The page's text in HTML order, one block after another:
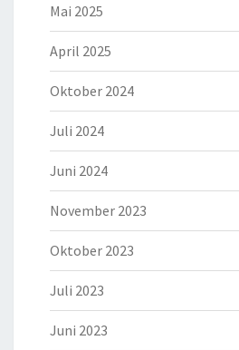
Mai 2025
April 2025
Oktober 2024
Juli 2024
Juni 2024
November 2023
Oktober 2023
Juli 2023
Juni 2023